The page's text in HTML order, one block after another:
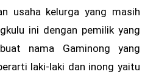
usaha kelurga yang masih
ini dengan pemilik yang
nama Gaminong yang
laki-laki dan inong yaitu